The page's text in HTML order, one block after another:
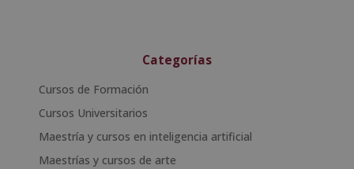
Categorías
Cursos de Formación
Cursos Universitarios
Maestría y cursos en inteligencia artificial
Maestrías y cursos de arte